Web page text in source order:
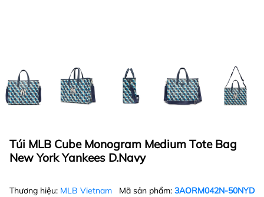
Túi MLB Cube Monogram Medium Tote Bag
New York Yankees D.Navy
Thương hiệu: MLB Vietnam Mã sản phẩm: 3AORM042N-50NYD